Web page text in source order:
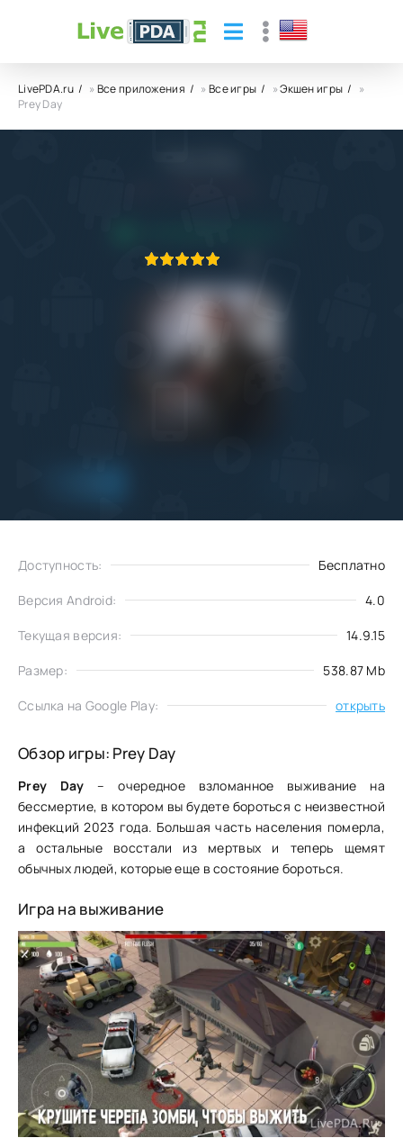
LivePDA.ru »Все приложения »Все игры »Экшен игры
»
Prey Day
Доступность: Бесплатно
Версия Android: 4.0
Текущая версия: 14.9.15
Размер: 538.87 Mb
Ссылка на Google Play: открыть
Обзор игры: Prey Day
Prey Day – очередное взломанное выживание на
бессмертие, в котором вы будете бороться с неизвестной
инфекций 2023 года. Большая часть населения померла,
а остальные восстали из мертвых и теперь щемят
обычных людей, которые еще в состояние бороться.
Игра на выживание